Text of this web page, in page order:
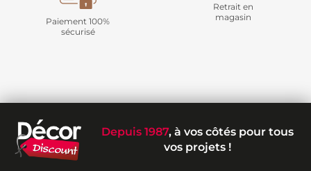
Paiement 100%
sécurisé
Retrait en
magasin
Depuis 1987, à vos côtés pour tous
vos projets !